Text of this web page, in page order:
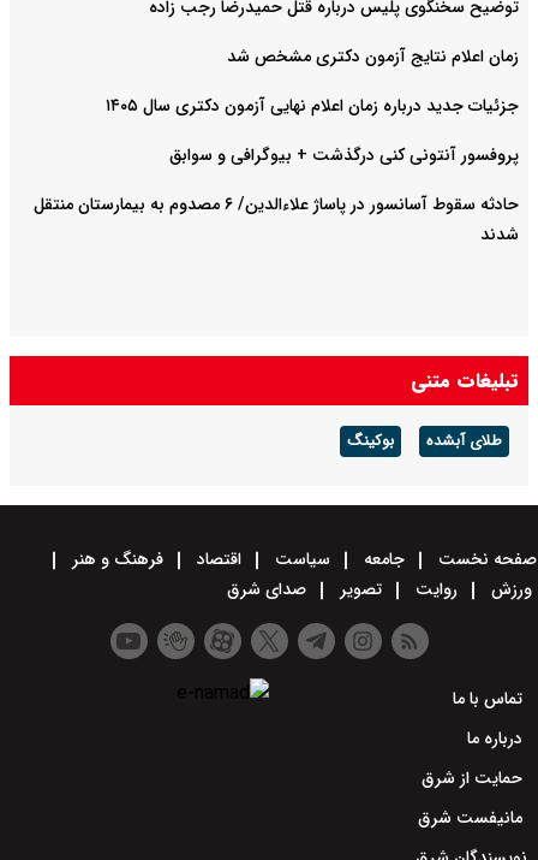
توضیح سخنگوی پلیس درباره قتل حمیدرضا رجب زاده
زمان اعلام نتایج آزمون دکتری مشخص شد
جزئیات جدید درباره زمان اعلام نهایی آزمون دکتری سال ۱۴۰۵
پروفسور آنتونی کنی درگذشت + بیوگرافی و سوابق
حادثه سقوط آسانسور در پاساژ علاءالدین/ ۶ مصدوم به بیمارستان منتقل
شدند
تبلیغات متنی
طلای آبشده بوکینگ
صفحه نخست جامعه سیاست اقتصاد
فرهنگ و هنر
ورزش
روایت تصویر صدای شرق
تماس با ما
درباره ما
حمایت از شرق
مانیفست شرق